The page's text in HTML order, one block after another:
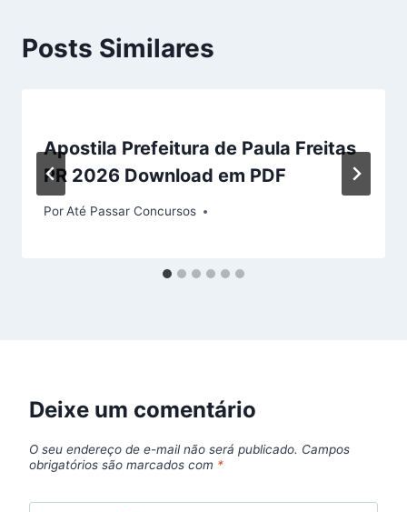
Posts Similares
Apostila Prefeitura de Paula Freitas
PR 2026 Download em PDF
PorAté Passar Concursos
Deixe um comentário
O seu endereço de e-mail não será publicado. Campos
obrigatórios são marcados com *